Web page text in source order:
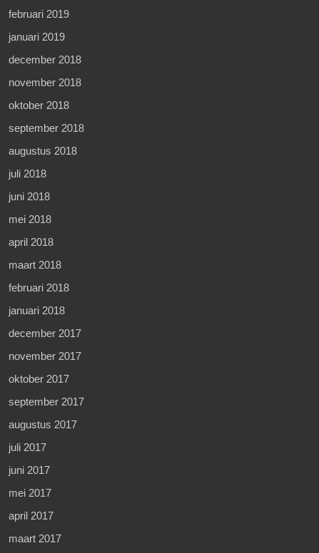
februari 2019
januari 2019
december 2018
november 2018
oktober 2018
september 2018
augustus 2018
juli 2018
juni 2018
mei 2018
april 2018
maart 2018
februari 2018
januari 2018
december 2017
november 2017
oktober 2017
september 2017
augustus 2017
juli 2017
juni 2017
mei 2017
april 2017
maart 2017